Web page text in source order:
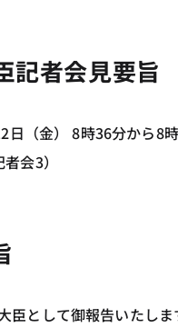
記者会見要旨
日（金） 8時36分から
会3）
臣として御報告いたしま